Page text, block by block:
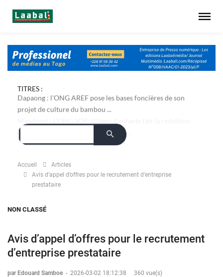
TITRES :
Dapaong : l'ONG AREF pose les bases foncières de son
projet de culture du bambou ...
Accueil
Articles
Avis d’appel d’offres pour le recrutement d’entreprise
prestataire
NON CLASSÉ
Avis d’appel d’offres pour le recrutement
d’entreprise prestataire
par Edouard Samboe - 2026-03-02 18:12:38
360 vue(s)